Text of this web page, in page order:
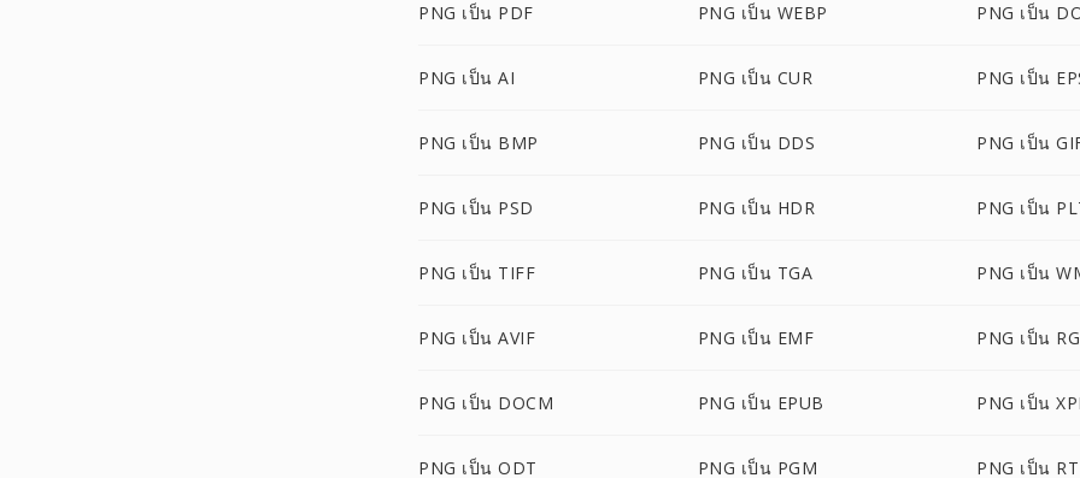
PNG เป็น PDF PNG เป็น WEBP PNG เป็น
PNG เป็น AI PNG เป็น CUR PNG เป็น
PNG เป็น BMP PNG เป็น DDS PNG เป็น
PNG เป็น PSD PNG เป็น HDR PNG เป็น
PNG เป็น TIFF PNG เป็น TGA PNG เป็น
PNG เป็น AVIF PNG เป็น EMF PNG เป็น
PNG เป็น DOCM PNG เป็น EPUB PNG เป็น
PNG เป็น ODT PNG เป็น PGM PNG เป็น